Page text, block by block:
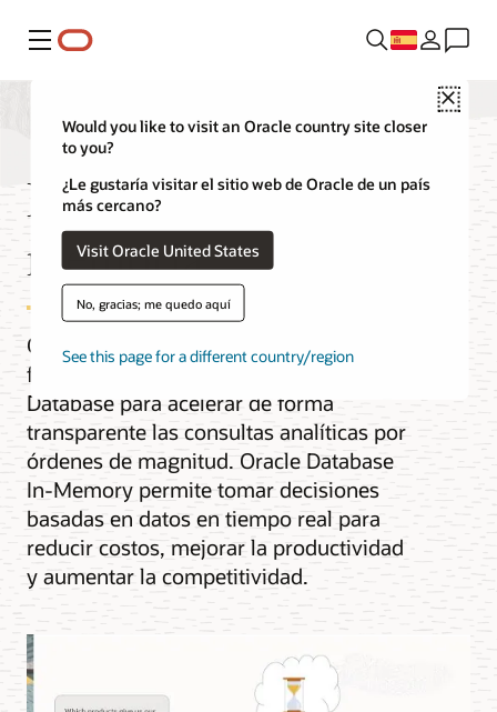
Menú
Close
Would you like to visit an Oracle country site closer
to you?
¿Le gustaría visitar el sitio web de Oracle de un país
más cercano?
Visit Oracle United States
No, gracias; me quedo aquí
See this page for a different country/region
Base de datos en
memoria
Oracle Database In-Memory añade
funcionalidad de columnas a Oracle
Database para acelerar de forma
transparente las consultas analíticas por
órdenes de magnitud. Oracle Database
In-Memory permite tomar decisiones
basadas en datos en tiempo real para
reducir costos, mejorar la productividad
y aumentar la competitividad.